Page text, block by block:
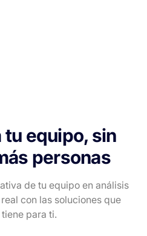
equipo, sin
personas
de tu equipo en análisis
real con las soluciones que
para ti.